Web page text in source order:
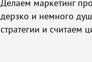
Делаем маркетинг
дерзко и немного
стратегии и считаем